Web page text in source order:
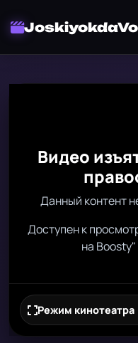
Видео
Данный контент
Доступен к
на
Режим кинотеатра